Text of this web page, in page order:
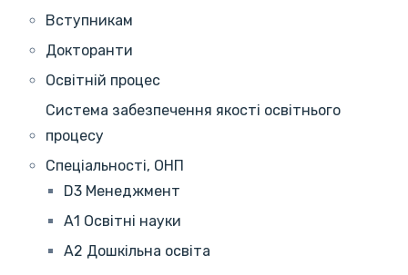
Вступникам
Докторанти
Освітній процес
Система забезпечення якості освітнього
процесу
Спеціальності, ОНП
D3 Менеджмент
А1 Освітні науки
А2 Дошкільна освіта